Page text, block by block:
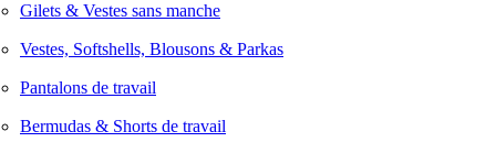
Gilets & Vestes sans manche
Vestes, Softshells, Blousons & Parkas
Pantalons de travail
Bermudas & Shorts de travail